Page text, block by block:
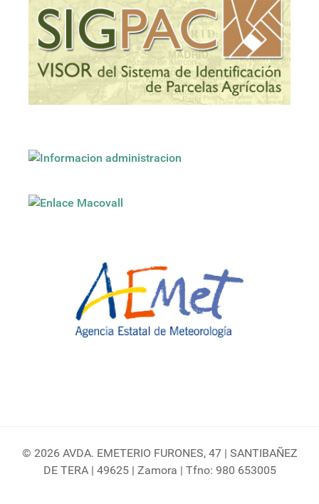
© 2026 AVDA. EMETERIO FURONES, 47 | SANTIBAÑEZ
DE TERA | 49625 | Zamora | Tfno: 980 653005